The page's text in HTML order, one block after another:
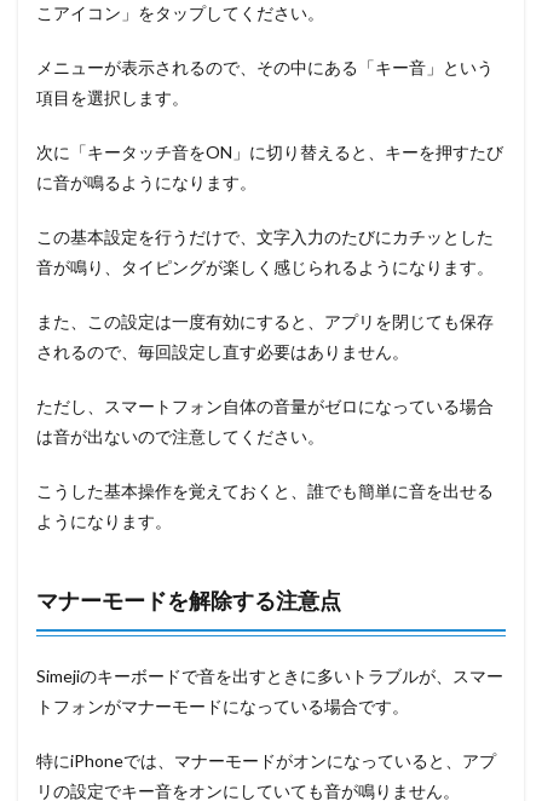
こアイコン」をタップしてください。
メニューが表示されるので、その中にある「キー音」という
項目を選択します。
次に「キータッチ音をON」に切り替えると、キーを押すたび
に音が鳴るようになります。
この基本設定を行うだけで、文字入力のたびにカチッとした
音が鳴り、タイピングが楽しく感じられるようになります。
また、この設定は一度有効にすると、アプリを閉じても保存
されるので、毎回設定し直す必要はありません。
ただし、スマートフォン自体の音量がゼロになっている場合
は音が出ないので注意してください。
こうした基本操作を覚えておくと、誰でも簡単に音を出せる
ようになります。
マナーモードを解除する注意点
Simejiのキーボードで音を出すときに多いトラブルが、スマー
トフォンがマナーモードになっている場合です。
特にiPhoneでは、マナーモードがオンになっていると、アプ
リの設定でキー音をオンにしていても音が鳴りません。